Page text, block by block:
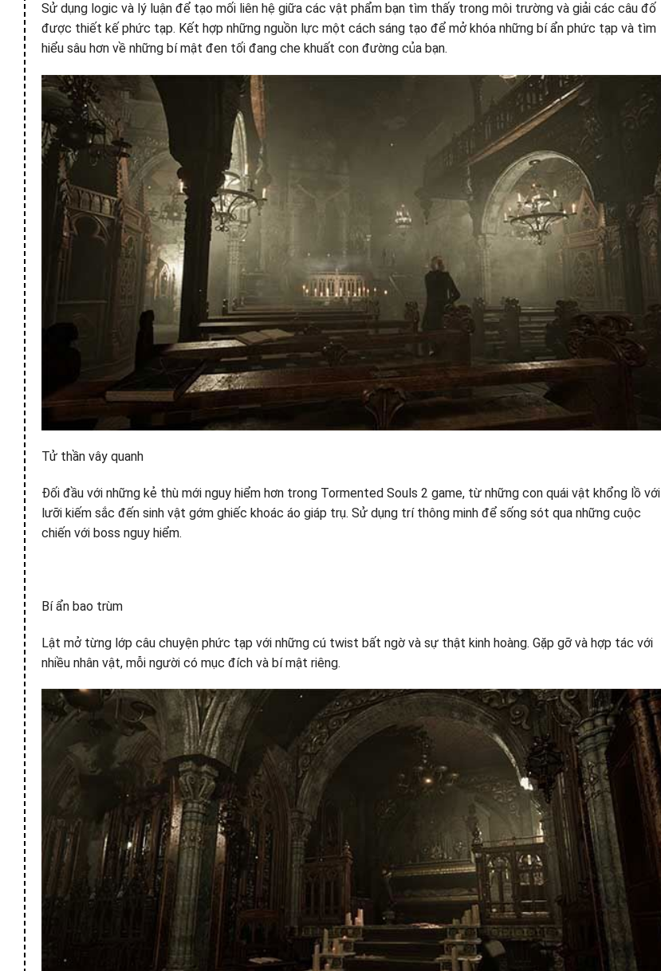
Sử dụng logic và lý luận để tạo mối liên hệ giữa các vật phẩm bạn tìm thấy trong môi trường và giải các câu đố
được thiết kế phức tạp. Kết hợp những nguồn lực một cách sáng tạo để mở khóa những bí ẩn phức tạp và tìm
hiểu sâu hơn về những bí mật đen tối đang che khuất con đường của bạn.
Tử thần vây quanh
Đối đầu với những kẻ thù mới nguy hiểm hơn trong Tormented Souls 2 game, từ những con quái vật khổng lồ với
lưỡi kiếm sắc đến sinh vật gớm ghiếc khoác áo giáp trụ. Sử dụng trí thông minh để sống sót qua những cuộc
chiến với boss nguy hiểm.
Bí ẩn bao trùm
Lật mở từng lớp câu chuyện phức tạp với những cú twist bất ngờ và sự thật kinh hoàng. Gặp gỡ và hợp tác với
nhiều nhân vật, mỗi người có mục đích và bí mật riêng.